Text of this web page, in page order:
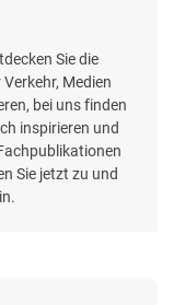
Sie die
Medien
bei uns finden
inspirieren und
Sie jetzt zu und